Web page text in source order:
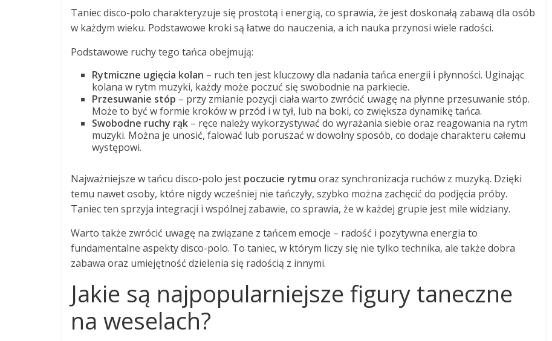
Taniec disco-polo charakteryzuje się prostotą i energią, co sprawia, że jest doskonałą zabawą dla osób
w każdym wieku. Podstawowe kroki są łatwe do nauczenia, a ich nauka przynosi wiele radości.
Podstawowe ruchy tego tańca obejmują:
Rytmiczne ugięcia kolan – ruch ten jest kluczowy dla nadania tańca energii i płynności. Uginając
kolana w rytm muzyki, każdy może poczuć się swobodnie na parkiecie.
Przesuwanie stóp – przy zmianie pozycji ciała warto zwrócić uwagę na płynne przesuwanie stóp.
Może to być w formie kroków w przód i w tył, lub na boki, co zwiększa dynamikę tańca.
Swobodne ruchy rąk – ręce należy wykorzystywać do wyrażania siebie oraz reagowania na rytm
muzyki. Można je unosić, falować lub poruszać w dowolny sposób, co dodaje charakteru całemu
występowi.
Najważniejsze w tańcu disco-polo jest poczucie rytmu oraz synchronizacja ruchów z muzyką. Dzięki
temu nawet osoby, które nigdy wcześniej nie tańczyły, szybko można zachęcić do podjęcia próby.
Taniec ten sprzyja integracji i wspólnej zabawie, co sprawia, że w każdej grupie jest mile widziany.
Warto także zwrócić uwagę na związane z tańcem emocje – radość i pozytywna energia to
fundamentalne aspekty disco-polo. To taniec, w którym liczy się nie tylko technika, ale także dobra
zabawa oraz umiejętność dzielenia się radością z innymi.
Jakie są najpopularniejsze figury taneczne
na weselach?